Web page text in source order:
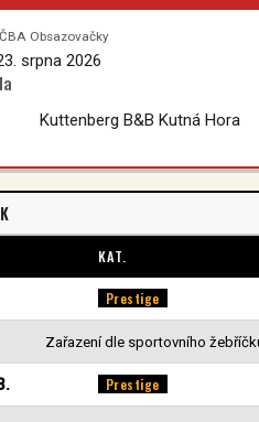
ČBA Obsazovačky
srpna 2026
Kuttenberg B&B Kutná Hora
KAT.
Prestige
Zařazení dle sportovního
Prestige